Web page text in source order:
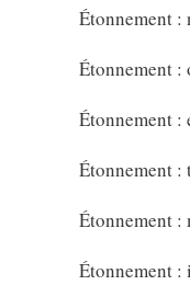
Étonnement :
Étonnement
Étonnement :
Étonnement :
Étonnement :
Étonnement :